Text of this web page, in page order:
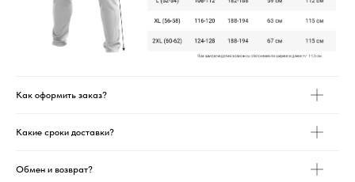
Как оформить заказ?
Какие сроки доставки?
Обмен и возврат?